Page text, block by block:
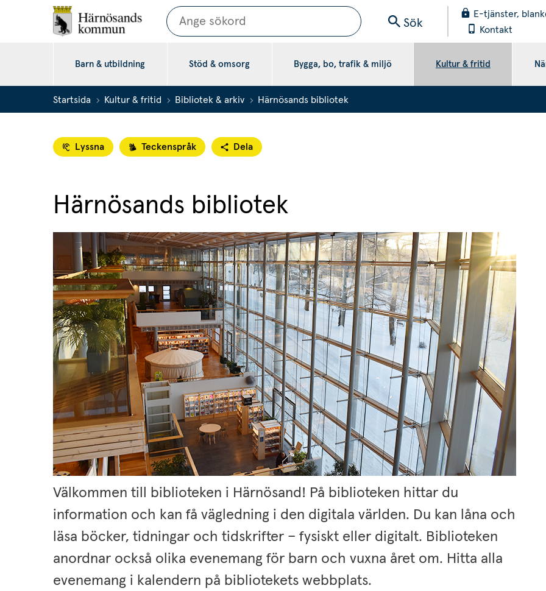
Sök
Sök
E-tjänster,
Kontakt
Barn & utbildning Stöd & omsorg Bygga, bo, trafik & miljö Kultur & fritid
Startsida Kultur & fritid Bibliotek & arkiv Härnösands bibliotek
Lyssna Teckenspråk Dela
Härnösands bibliotek
Välkommen till biblioteken i Härnösand! På biblioteken hittar du
information och kan få vägledning i den digitala världen. Du kan låna och
läsa böcker, tidningar och tidskrifter – fysiskt eller digitalt. Biblioteken
anordnar också olika evenemang för barn och vuxna året om. Hitta alla
evenemang i kalendern på bibliotekets webbplats.